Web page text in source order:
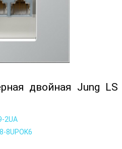
двойная Jung LS
2UA
8UPOK6